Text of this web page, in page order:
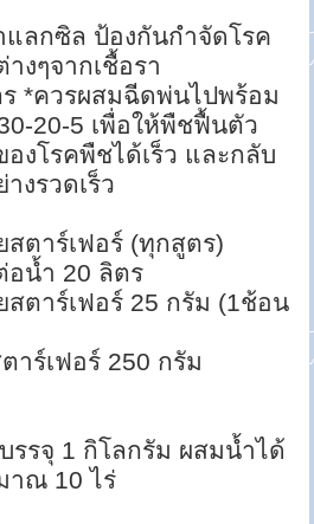
แลกซิล ป้องกันกำจัดโรค
งๆจากเชื้อรา
*ควรผสมฉีดพ่นไปพร้อม
20-5 เพื่อให้พืชฟื้นตัว
งโรคพืชได้เร็ว และกลับ
งรวดเร็ว
ตาร์เฟอร์ (ทุกสูตร)
อน้ำ 20 ลิตร
สตาร์เฟอร์ 25 กรัม (1ช้อน
าร์เฟอร์ 250 กรัม
รรจุ 1 กิโลกรัม ผสมน้ำได้
าณ 10 ไร่